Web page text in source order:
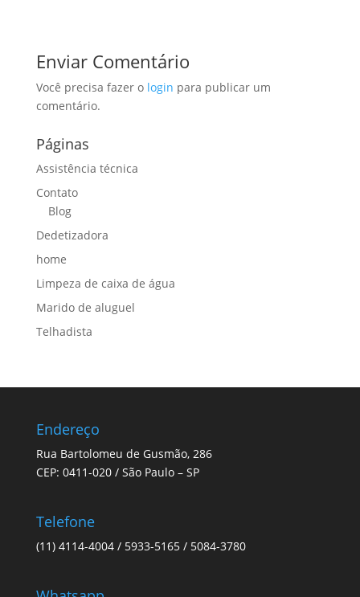
Enviar Comentário
Você precisa fazer o login para publicar um
comentário.
Páginas
Assistência técnica
Contato
Blog
Dedetizadora
home
Limpeza de caixa de água
Marido de aluguel
Telhadista
Endereço
Rua Bartolomeu de Gusmão, 286
CEP: 0411-020 / São Paulo – SP
Telefone
(11) 4114-4004 / 5933-5165 / 5084-3780